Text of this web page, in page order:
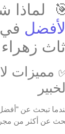
لماذا
مميزات
تبحث عن
عن أكثر من